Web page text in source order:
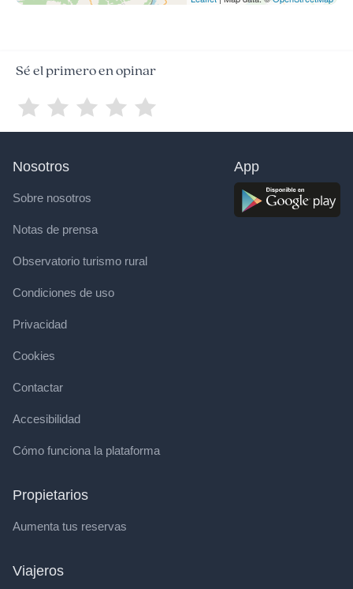
Sé el primero en opinar
Nosotros
Sobre nosotros
Notas de prensa
Observatorio turismo rural
Condiciones de uso
Privacidad
Cookies
Contactar
Accesibilidad
Cómo funciona la plataforma
Propietarios
Aumenta tus reservas
Viajeros
App